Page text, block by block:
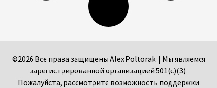
©2026 Все права защищены Alex Poltorak. | Мы являемся
зарегистрированной организацией 501(c)(3).
Пожалуйста, рассмотрите возможность поддержки